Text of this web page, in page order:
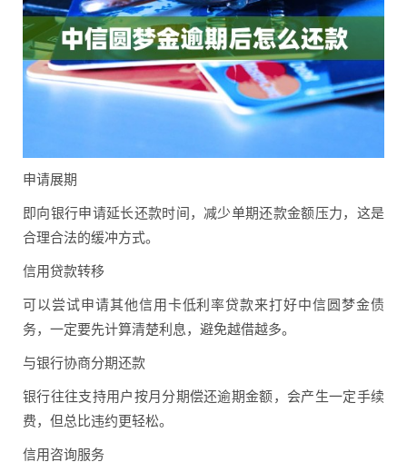
申请展期
即向银行申请延长还款时间，减少单期还款金额压力，这是
合理合法的缓冲方式。
信用贷款转移
可以尝试申请其他信用卡低利率贷款来打好中信圆梦金债
务，一定要先计算清楚利息，避免越借越多。
与银行协商分期还款
银行往往支持用户按月分期偿还逾期金额，会产生一定手续
费，但总比违约更轻松。
信用咨询服务